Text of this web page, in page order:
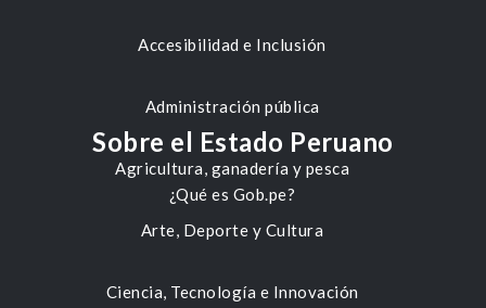
Accesibilidad e Inclusión
Administración pública
Agricultura, ganadería y pesca
Arte, Deporte y Cultura
Ciencia, Tecnología e Innovación
Sobre el Estado Peruano
¿Qué es Gob.pe?